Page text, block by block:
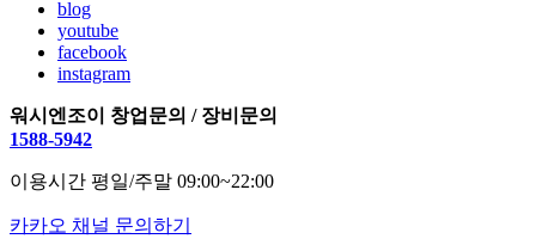
blog
youtube
facebook
instagram
워시엔조이 창업문의 / 장비문의
1588-5942
이용시간 평일/주말 09:00~22:00
카카오 채널 문의하기